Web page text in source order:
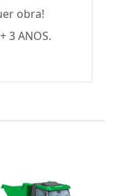
obra!
3 ANOS.